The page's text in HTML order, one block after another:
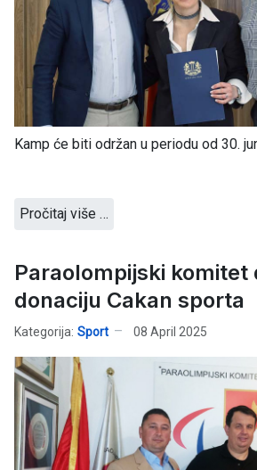
Kamp će biti održan u periodu od 30.
Pročitaj više …
Paraolompijski komitet
donaciju Cakan sporta
Kategorija: Sport 08 April 2025